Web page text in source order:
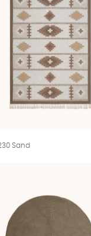
Sand Finns
Sand
Sand